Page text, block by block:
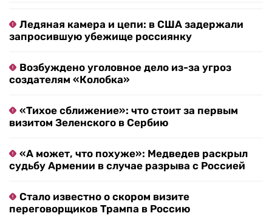
Ледяная камера и цепи: в США задержали
запросившую убежище россиянку
Возбуждено уголовное дело из-за угроз
создателям «Колобка»
«Тихое сближение»: что стоит за первым
визитом Зеленского в Сербию
«А может, что похуже»: Медведев раскрыл
судьбу Армении в случае разрыва с Россией
Стало известно о скором визите
переговорщиков Трампа в Россию